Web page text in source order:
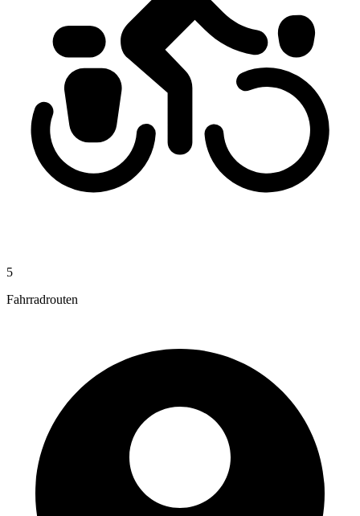
5
Fahrradrouten